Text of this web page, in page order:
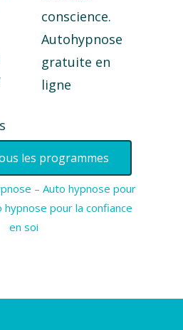
conscience.
Autohypnose
gratuite en
ligne
les programmes
– Auto hypnose pour
hypnose pour la confiance
en soi